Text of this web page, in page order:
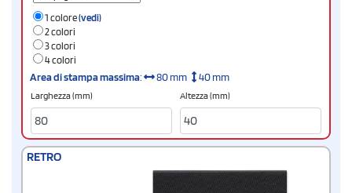
1 colore(vedi)
2 colori
3 colori
4 colori
Area di stampa massima: 80 mm 40 mm
Larghezza (mm) Altezza (mm)
RETRO